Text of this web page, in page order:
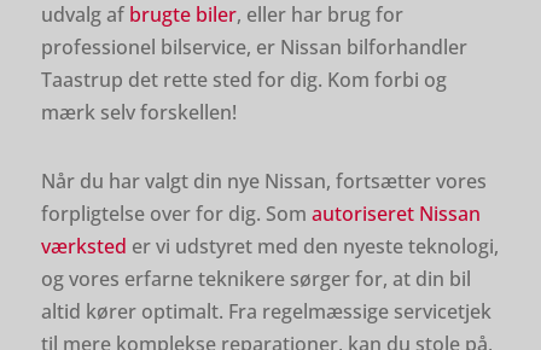
udvalg af brugte biler, eller har brug for
professionel bilservice, er Nissan bilforhandler
Taastrup det rette sted for dig. Kom forbi og
mærk selv forskellen!
Når du har valgt din nye Nissan, fortsætter vores
forpligtelse over for dig. Som autoriseret Nissan
værksted er vi udstyret med den nyeste teknologi,
og vores erfarne teknikere sørger for, at din bil
altid kører optimalt. Fra regelmæssige servicetjek
til mere komplekse reparationer, kan du stole på,